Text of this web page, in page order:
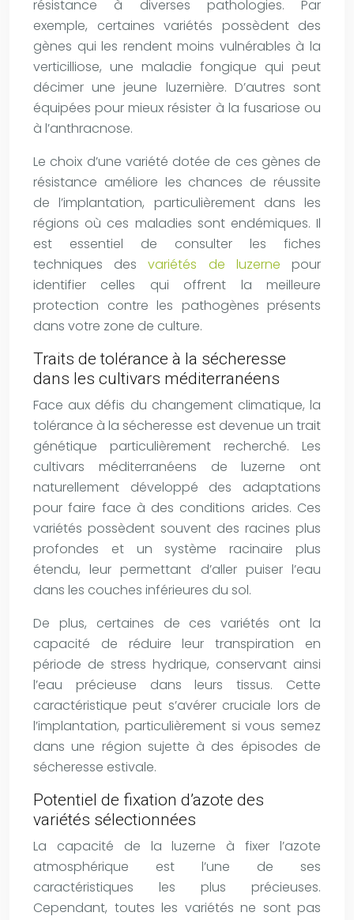
résistance à diverses pathologies. Par
exemple, certaines variétés possèdent des
gènes qui les rendent moins vulnérables à la
verticilliose, une maladie fongique qui peut
décimer une jeune luzernière. D’autres sont
équipées pour mieux résister à la fusariose ou
à l’anthracnose.
Le choix d’une variété dotée de ces gènes de
résistance améliore les chances de réussite
de l’implantation, particulièrement dans les
régions où ces maladies sont endémiques. Il
est essentiel de consulter les fiches
techniques desvariétés de luzerne pour
identifier celles qui offrent la meilleure
protection contre les pathogènes présents
dans votre zone de culture.
Traits de tolérance à la sécheresse
dans les cultivars méditerranéens
Face aux défis du changement climatique, la
tolérance à la sécheresse est devenue un trait
génétique particulièrement recherché. Les
cultivars méditerranéens de luzerne ont
naturellement développé des adaptations
pour faire face à des conditions arides. Ces
variétés possèdent souvent des racines plus
profondes et un système racinaire plus
étendu, leur permettant d’aller puiser l’eau
dans les couches inférieures du sol.
De plus, certaines de ces variétés ont la
capacité de réduire leur transpiration en
période de stress hydrique, conservant ainsi
l’eau précieuse dans leurs tissus. Cette
caractéristique peut s’avérer cruciale lors de
l’implantation, particulièrement si vous semez
dans une région sujette à des épisodes de
sécheresse estivale.
Potentiel de fixation d’azote des
variétés sélectionnées
La capacité de la luzerne à fixer l’azote
atmosphérique est l’une de ses
caractéristiques les plus précieuses.
Cependant, toutes les variétés ne sont pas